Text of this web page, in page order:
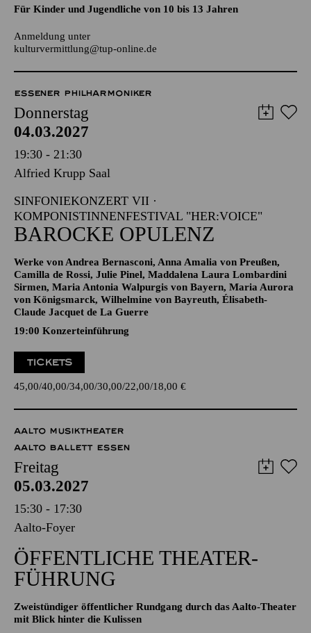
AALTO LABS
Für Kinder und Jugendliche von 10 bis 13 Jahren
kulturvermittlung@tup-online.de
ESSENER PHILHARMONIKER
Donnerstag
04.03.2027
19:30 - 21:30
Alfried Krupp Saal
SINFONIEKONZERT VII ·
KOMPONISTINNENFESTIVAL "HER:VOICE"
BAROCKE OPULENZ
Werke von Andrea Bernasconi, Anna Amalia von Preußen,
Camilla de Rossi, Julie Pinel, Maddalena Laura Lombardini
Sirmen, Maria Antonia Walpurgis von Bayern, Maria Aurora
Claude Jacquet de La Guerre
19:00 Konzerteinführung
45,00 40,00 34,00 30,00
AALTO MUSIKTHEATER
AALTO BALLETT ESSEN
Freitag
05.03.2027
15:30 - 17:30
Aalto-Foyer
ÖFFENTLICHE THEATER­
FÜHRUNG